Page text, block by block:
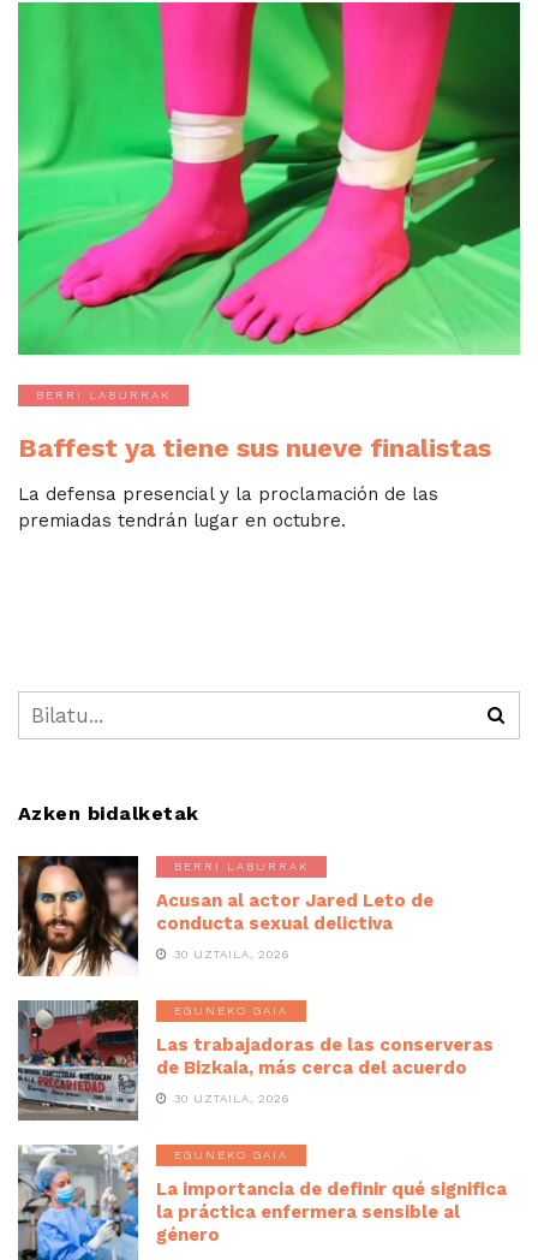
BERRI LABURRAK
Baffest ya tiene sus nueve finalistas
La defensa presencial y la proclamación de las
premiadas tendrán lugar en octubre.
Azken bidalketak
BERRI LABURRAK
Acusan al actor Jared Leto de
conducta sexual delictiva
30 UZTAILA, 2026
EGUNEKO GAIA
Las trabajadoras de las conserveras
de Bizkaia, más cerca del acuerdo
30 UZTAILA, 2026
EGUNEKO GAIA
La importancia de definir qué significa
la práctica enfermera sensible al
género